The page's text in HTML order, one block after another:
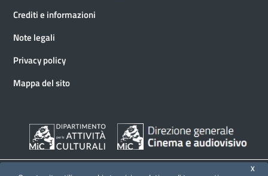
Crediti e informazioni
Note legali
Privacy policy
Mappa del sito
X